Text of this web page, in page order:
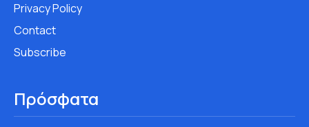
Privacy Policy
Contact
Subscribe
Πρόσφατα